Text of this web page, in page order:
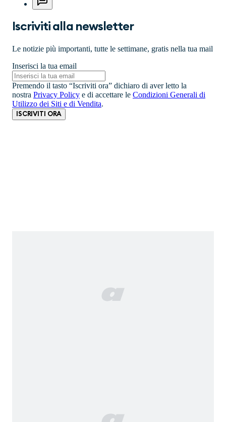
Iscriviti alla newsletter
Le notizie più importanti, tutte le settimane, gratis nella tua mail
Inserisci la tua email
Premendo il tasto “Iscriviti ora” dichiaro di aver letto la
nostra Privacy Policy e di accettare le Condizioni Generali di
Utilizzo dei Siti e di Vendita.
ISCRIVITI ORA